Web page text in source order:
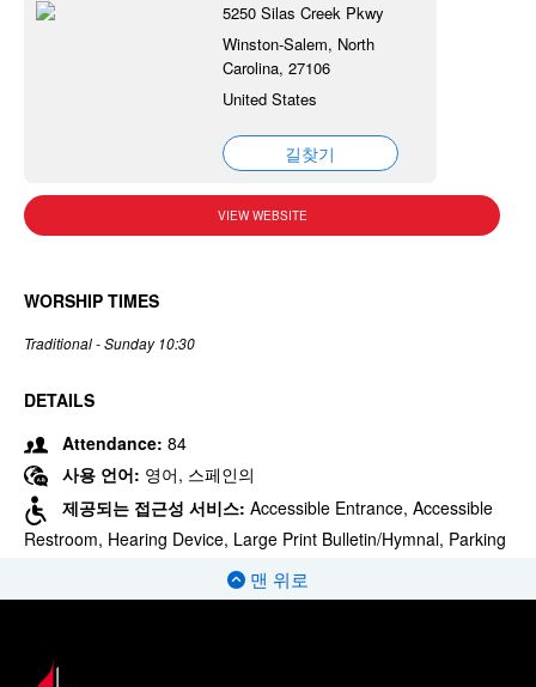
5250 Silas Creek Pkwy
Winston-Salem, North
Carolina, 27106
United States
길찾기
VIEW WEBSITE
WORSHIP TIMES
Traditional - Sunday 10:30
DETAILS
Attendance: 84
사용 언어: 영어, 스페인의
제공되는 접근성 서비스: Accessible Entrance, Accessible
Restroom, Hearing Device, Large Print Bulletin/Hymnal, Parking
맨 위로